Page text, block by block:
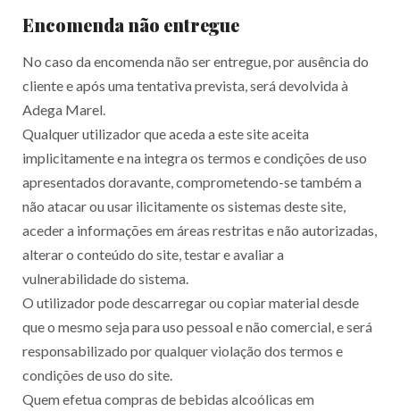
Encomenda não entregue
No caso da encomenda não ser entregue, por ausência do
cliente e após uma tentativa prevista, será devolvida à
Adega Marel.
Qualquer utilizador que aceda a este site aceita
implicitamente e na integra os termos e condições de uso
apresentados doravante, comprometendo-se também a
não atacar ou usar ilicitamente os sistemas deste site,
aceder a informações em áreas restritas e não autorizadas,
alterar o conteúdo do site, testar e avaliar a
vulnerabilidade do sistema.
O utilizador pode descarregar ou copiar material desde
que o mesmo seja para uso pessoal e não comercial, e será
responsabilizado por qualquer violação dos termos e
condições de uso do site.
Quem efetua compras de bebidas alcoólicas em